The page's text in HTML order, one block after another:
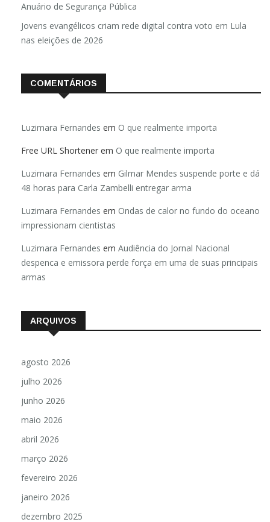
Anuário de Segurança Pública
Jovens evangélicos criam rede digital contra voto em Lula
nas eleições de 2026
COMENTÁRIOS
Luzimara Fernandes em O que realmente importa
Free URL Shortener em O que realmente importa
Luzimara Fernandes em Gilmar Mendes suspende porte e dá
48 horas para Carla Zambelli entregar arma
Luzimara Fernandes em Ondas de calor no fundo do oceano
impressionam cientistas
Luzimara Fernandes em Audiência do Jornal Nacional
despenca e emissora perde força em uma de suas principais
armas
ARQUIVOS
agosto 2026
julho 2026
junho 2026
maio 2026
abril 2026
março 2026
fevereiro 2026
janeiro 2026
dezembro 2025